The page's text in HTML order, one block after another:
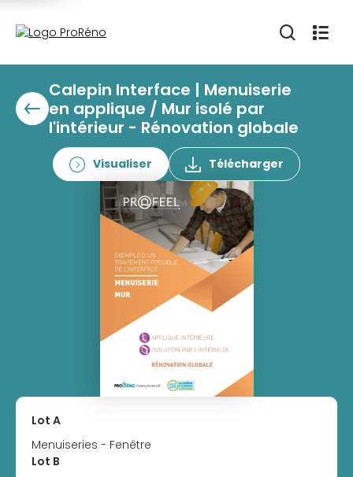
Calepin Interface | Menuiserie
en applique / Mur isolé par
l'intérieur - Rénovation globale
Visualiser Télécharger
Lot A
Menuiseries - Fenêtre
Lot B